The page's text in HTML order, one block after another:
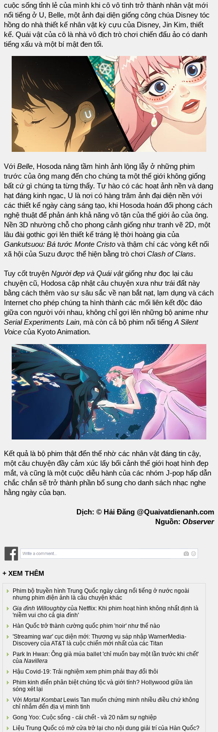
cuộc sống tỉnh lẻ của mình khi cô vô tình trở thành nhân vật mới
nổi tiếng ở U, Belle, một ảnh đại diện giống công chúa Disney tóc
hồng do nhà thiết kế nhân vật kỳ cựu của Disney, Jin Kim, thiết
kế. Quái vật của cô là nhà vô địch trò chơi chiến đấu ảo có danh
tiếng xấu và một bí mật đen tối.
Với Belle, Hosoda nâng tầm hình ảnh lộng lẫy ở những phim
trước của ông mang đến cho chúng ta một thế giới không giống
bất cứ gì chúng ta từng thấy. Tự hào có các hoạt ảnh nền và dạng
hạt đáng kinh ngạc, U là nơi có hàng trăm ảnh đại diện nền với
các thiết kế ngày càng sáng tạo, khi Hosoda hoán đổi phong cách
nghệ thuật để phản ánh khả năng vô tận của thế giới ảo của ông.
Nền 3D nhường chỗ cho phong cảnh giống như tranh vẽ 2D, một
lâu đài gothic gợi lên thiết kế tráng lệ thời hoàng gia của
Gankutsuou: Bá tước Monte Cristo và thậm chí các vòng kết nối
xã hội của Suzu được thể hiện bằng trò chơi Clash of Clans.
Tuy cốt truyện Người đẹp và Quái vậtgiống như đọc lại câu
chuyện cũ, Hodosa cập nhật câu chuyện xưa như trái đất này
bằng cách thêm vào sự sâu sắc về nạn bắt nạt, lạm dụng và cách
Internet cho phép chúng ta hình thành các mối liên kết độc đáo
giữa con người với nhau, không chỉ gợi lên những bộ anime như
Serial Experiments Lain, mà còn cả bộ phim nổi tiếng A Silent
Voice của Kyoto Animation.
Kết quả là bộ phim thật đến thế nhờ các nhân vật đáng tin cậy,
một câu chuyện đầy cảm xúc lấy bối cảnh thế giới hoạt hình đẹp
mắt, và cũng là một cuộc diễu hành của các nhóm J-pop hấp dẫn
chắc chắn sẽ trở thành phần bổ sung cho danh sách nhạc nghe
hằng ngày của bạn.
Dịch: © Hải Đăng @Quaivatdienanh.com
Nguồn: Observer
+ XEM THÊM
Phim bộ truyền hình Trung Quốc ngày càng nổi tiếng ở nước ngoài
nhưng phim điện ảnh là câu chuyện khác
Gia đình Willoughbycủa Netflix: Khi phim hoạt hình không nhất định là
'niềm vui cho cả gia đình'
Hàn Quốc trở thành cường quốc phim 'noir' như thế nào
'Streaming war' cục diện mới: Thương vụ sáp nhập WarnerMedia-
Discovery của AT&T là cuộc chiến mới nhất của các Titan
Park In Hwan: Ông già múa ballet 'chỉ muốn bay một lần trước khi chết'
của Navillera
Hậu Covid-19: Trải nghiệm xem phim phải thay đổi thôi
Phim kinh điển phân biệt chủng tộc và giới tính? Hollywood giữa làn
sóng xét lại
Với Mortal KombatLewis Tan muốn chứng minh nhiều điều chứ không
chỉ nhắm đến địa vị minh tinh
Gong Yoo: Cuộc sống - cái chết - và 20 năm sự nghiệp
Liệu Trung Quốc có mở cửa trở lại cho nội dung giải trí của Hàn Quốc?